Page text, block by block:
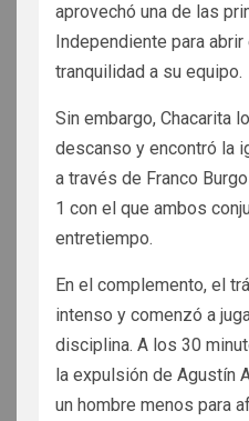
aprovechó una de las
Independiente para
tranquilidad a su equipo.
Sin embargo, Chacarita
descanso y encontró la
a través de Franco
1 con el que ambos
entretiempo.
En el complemento, el
intenso y comenzó a
disciplina. A los 30
la expulsión de Agustín
un hombre menos para